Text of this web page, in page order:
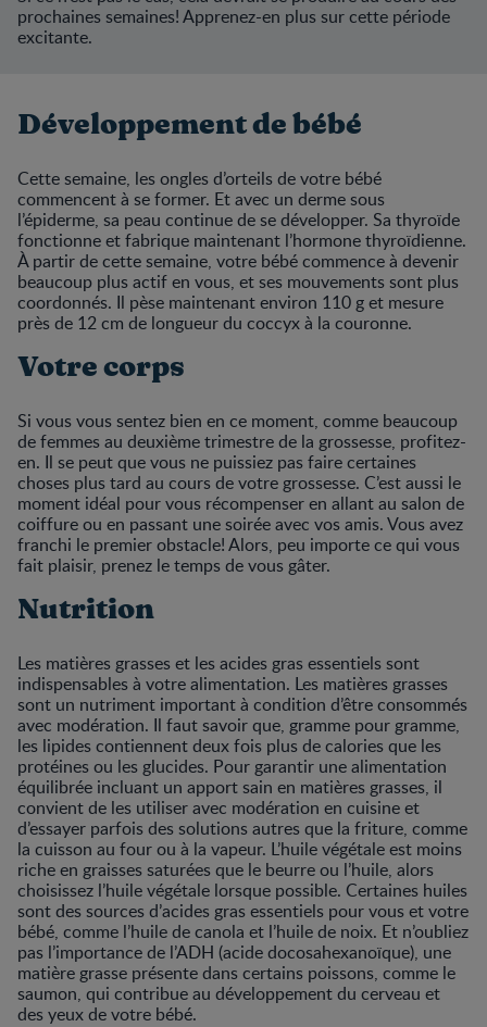
prochaines semaines! Apprenez-en plus sur cette période
excitante.
Développement de bébé
Cette semaine, les ongles d’orteils de votre bébé
commencent à se former. Et avec un derme sous
l’épiderme, sa peau continue de se développer. Sa thyroïde
fonctionne et fabrique maintenant l’hormone thyroïdienne.
À partir de cette semaine, votre bébé commence à devenir
beaucoup plus actif en vous, et ses mouvements sont plus
coordonnés. Il pèse maintenant environ 110 g et mesure
près de 12 cm de longueur du coccyx à la couronne.
Votre corps
Si vous vous sentez bien en ce moment, comme beaucoup
de femmes au deuxième trimestre de la grossesse, profitez-
en. Il se peut que vous ne puissiez pas faire certaines
choses plus tard au cours de votre grossesse. C’est aussi le
moment idéal pour vous récompenser en allant au salon de
coiffure ou en passant une soirée avec vos amis. Vous avez
franchi le premier obstacle! Alors, peu importe ce qui vous
fait plaisir, prenez le temps de vous gâter.
Nutrition
Les matières grasses et les acides gras essentiels sont
indispensables à votre alimentation. Les matières grasses
sont un nutriment important à condition d’être consommés
avec modération. Il faut savoir que, gramme pour gramme,
les lipides contiennent deux fois plus de calories que les
protéines ou les glucides. Pour garantir une alimentation
équilibrée incluant un apport sain en matières grasses, il
convient de les utiliser avec modération en cuisine et
d’essayer parfois des solutions autres que la friture, comme
la cuisson au four ou à la vapeur. L’huile végétale est moins
riche en graisses saturées que le beurre ou l’huile, alors
choisissez l’huile végétale lorsque possible. Certaines huiles
sont des sources d’acides gras essentiels pour vous et votre
bébé, comme l’huile de canola et l’huile de noix. Et n’oubliez
pas l’importance de l’ADH (acide docosahexanoïque), une
matière grasse présente dans certains poissons, comme le
saumon, qui contribue au développement du cerveau et
des yeux de votre bébé.